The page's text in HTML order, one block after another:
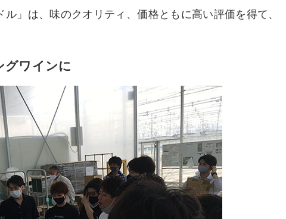
」は、味のクオリティ、価格ともに高い評価を得て、
グワインに